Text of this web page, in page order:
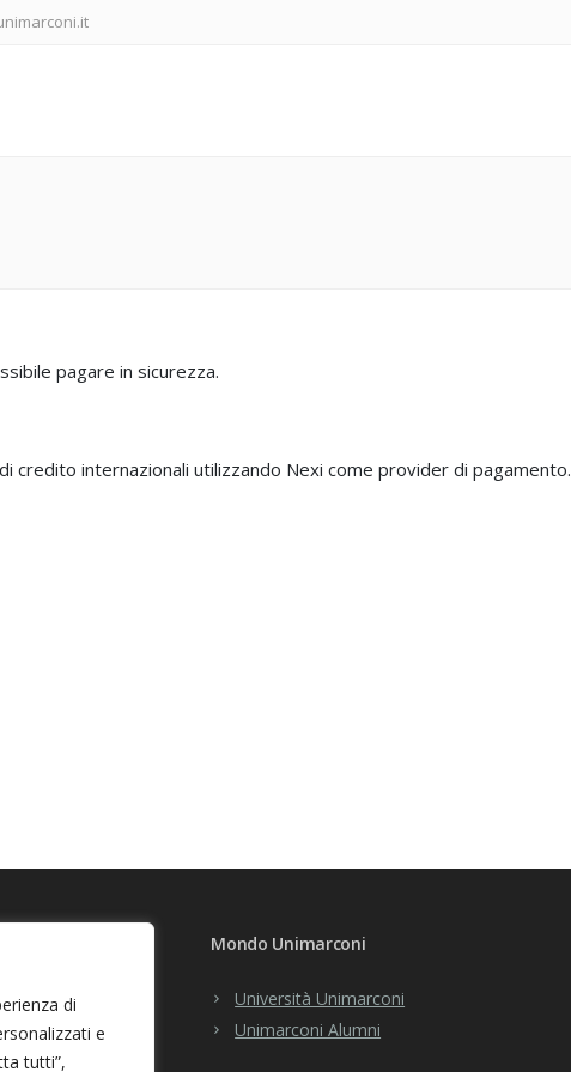
di
e
tutti”,
pagare in sicurezza.
credito internazionali utilizzando Nexi come provider di pagamento.
Mondo Unimarconi
Università Unimarconi
Unimarconi Alumni